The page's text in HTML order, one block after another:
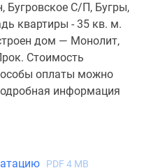
Бугровское С/П, Бугры,
квартиры - 35 кв. м.
дом — Монолит,
Стоимость
оплаты можно
информация
PDF 4 MB